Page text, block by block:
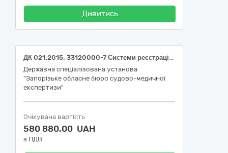
Дивитись
ДК 021:2015: 33120000-7 Системи реєстрації медичної інформації та дослідне обладнання, а саме: тест на гемоглобін, тест для виявлення наявності слини, тест для виявлення простат-специфічного антигену (ПСА)
Державна спеціалізована установа
"Запорізьке обласне бюро судово-медичної
експертизи"
Очікувана вартість
580 880,00 UAH
з ПДВ